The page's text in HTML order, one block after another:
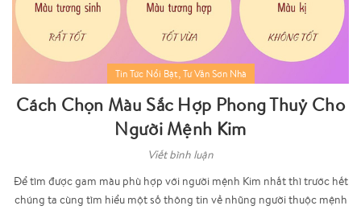
Tin Tức Nổi Bật, Tư Vấn Sơn Nhà
Cách Chọn Màu Sắc Hợp Phong Thuỷ Cho
Người Mệnh Kim
Viết bình luận
Để tìm được gam màu phù hợp với người mệnh Kim nhất thì trước hết
chúng ta cùng tìm hiểu một số thông tin về nhũng người thuộc mệnh